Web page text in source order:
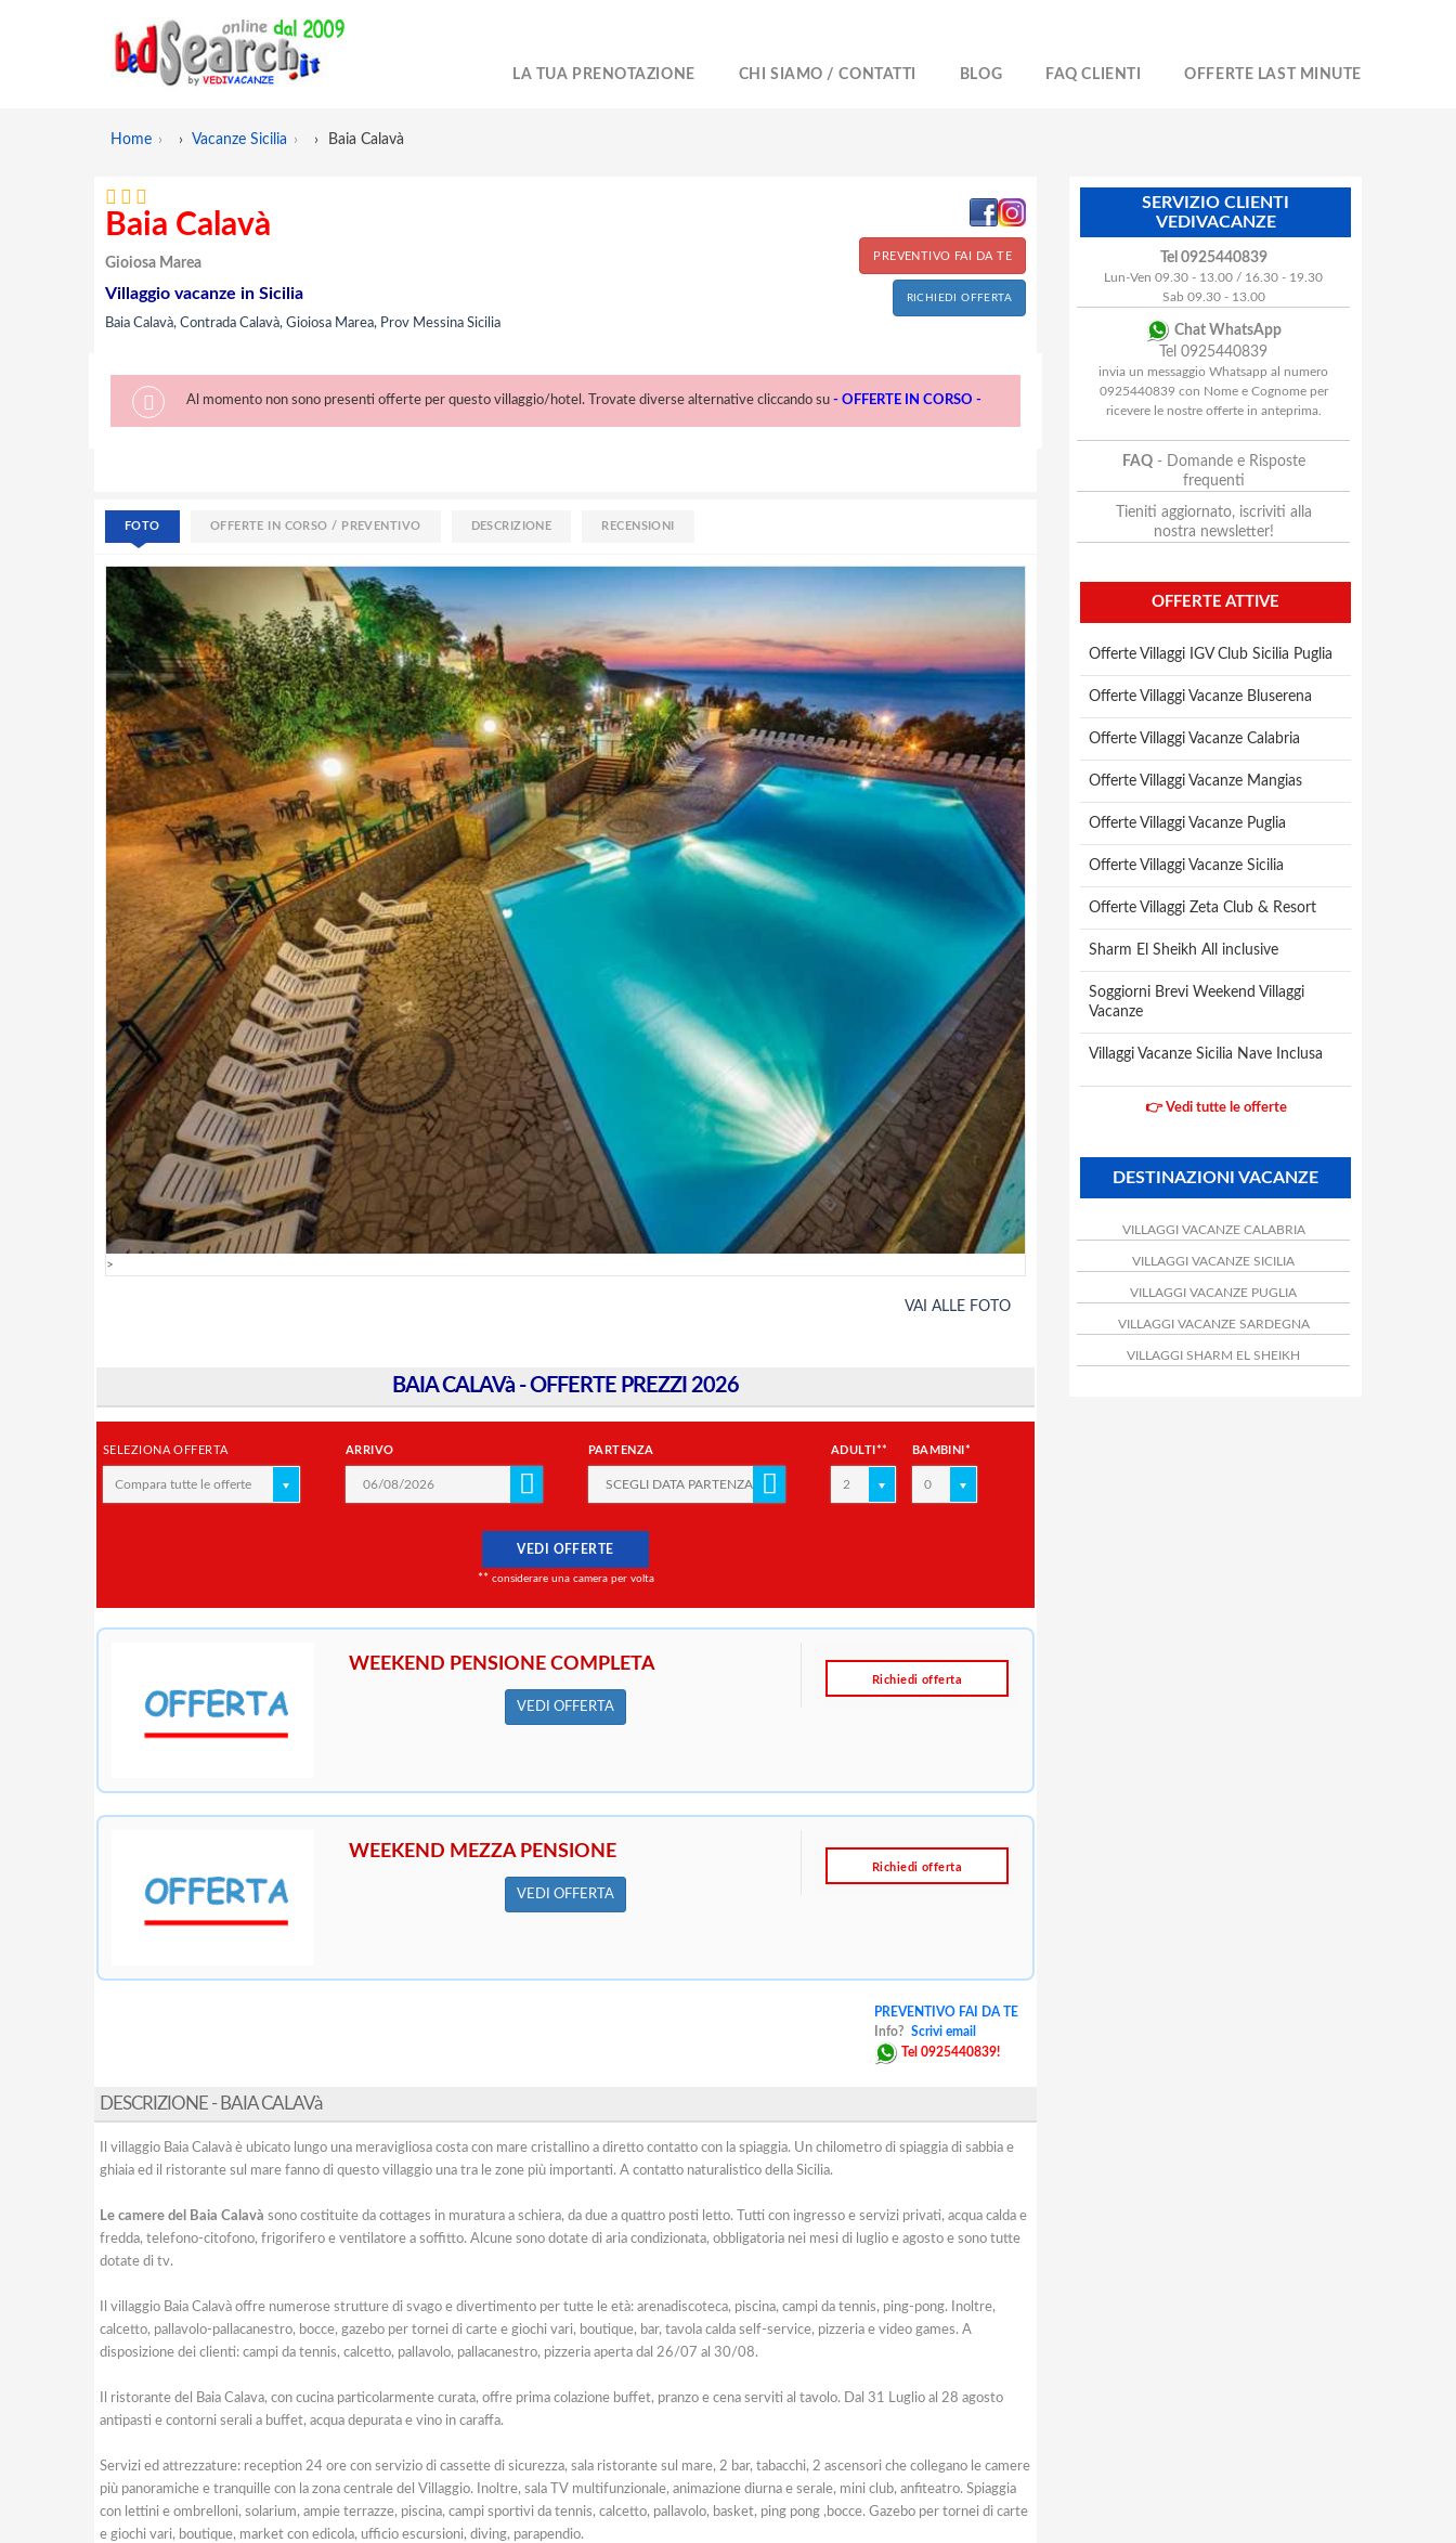
LA TUA PRENOTAZIONE CHI SIAMO / CONTATTI BLOG FAQ CLIENTI OFFERTE LAST MINUTE
Home › Vacanze Sicilia › Baia Calavà
Baia Calavà
Gioiosa Marea
Villaggio vacanze in Sicilia
Baia Calavà, Contrada Calavà, Gioiosa Marea, Prov Messina Sicilia
PREVENTIVO FAI DA TE
RICHIEDI OFFERTA
Al momento non sono presenti offerte per questo villaggio/hotel. Trovate diverse alternative cliccando su - OFFERTE IN CORSO -
FOTO OFFERTE IN CORSO / PREVENTIVO DESCRIZIONE RECENSIONI
>
VAI ALLE FOTO
BAIA CALAVà - OFFERTE PREZZI 2026
SELEZIONA OFFERTA
Compara tutte le offerte
ARRIVO PARTENZA ADULTI**
2
BAMBINI*
0
VEDI OFFERTE
** considerare una camera per volta
WEEKEND PENSIONE COMPLETA
VEDI OFFERTA
Richiedi offerta
WEEKEND MEZZA PENSIONE
VEDI OFFERTA
Richiedi offerta
PREVENTIVO FAI DA TE
Info? Scrivi email
Tel 0925440839!
DESCRIZIONE - BAIA CALAVà
Il villaggio Baia Calavà è ubicato lungo una meravigliosa costa con mare cristallino a diretto contatto con la spiaggia. Un chilometro di spiaggia di sabbia e
ghiaia ed il ristorante sul mare fanno di questo villaggio una tra le zone più importanti. A contatto naturalistico della Sicilia.
Le camere del Baia Calavà sono costituite da cottages in muratura a schiera, da due a quattro posti letto. Tutti con ingresso e servizi privati, acqua calda e
fredda, telefono-citofono, frigorifero e ventilatore a soffitto. Alcune sono dotate di aria condizionata, obbligatoria nei mesi di luglio e agosto e sono tutte
dotate di tv.
Il villaggio Baia Calavà offre numerose strutture di svago e divertimento per tutte le età: arenadiscoteca, piscina, campi da tennis, ping-pong. Inoltre,
calcetto, pallavolo-pallacanestro, bocce, gazebo per tornei di carte e giochi vari, boutique, bar, tavola calda self-service, pizzeria e video games. A
disposizione dei clienti: campi da tennis, calcetto, pallavolo, pallacanestro, pizzeria aperta dal 26/07 al 30/08.
Il ristorante del Baia Calava, con cucina particolarmente curata, offre prima colazione buffet, pranzo e cena serviti al tavolo. Dal 31 Luglio al 28 agosto
antipasti e contorni serali a buffet, acqua depurata e vino in caraffa.
Servizi ed attrezzature: reception 24 ore con servizio di cassette di sicurezza, sala ristorante sul mare, 2 bar, tabacchi, 2 ascensori che collegano le camere
più panoramiche e tranquille con la zona centrale del Villaggio. Inoltre, sala TV multifunzionale, animazione diurna e serale, mini club, anfiteatro. Spiaggia
con lettini e ombrelloni, solarium, ampie terrazze, piscina, campi sportivi da tennis, calcetto, pallavolo, basket, ping pong ,bocce. Gazebo per tornei di carte
e giochi vari, boutique, market con edicola, ufficio escursioni, diving, parapendio.
SERVIZIO CLIENTI
VEDIVACANZE
Tel 0925440839
Lun-Ven 09.30 - 13.00 / 16.30 - 19.30
Sab 09.30 - 13.00
Chat WhatsApp
Tel 0925440839
invia un messaggio Whatsapp al numero
0925440839 con Nome e Cognome per
ricevere le nostre offerte in anteprima.
FAQ- Domande e Risposte
frequenti
Tieniti aggiornato, iscriviti alla
nostra newsletter!
OFFERTE ATTIVE
Offerte Villaggi IGV Club Sicilia Puglia
Offerte Villaggi Vacanze Bluserena
Offerte Villaggi Vacanze Calabria
Offerte Villaggi Vacanze Mangias
Offerte Villaggi Vacanze Puglia
Offerte Villaggi Vacanze Sicilia
Offerte Villaggi Zeta Club & Resort
Sharm El Sheikh All inclusive
Soggiorni Brevi Weekend Villaggi
Vacanze
Villaggi Vacanze Sicilia Nave Inclusa
👉 Vedi tutte le offerte
DESTINAZIONI VACANZE
VILLAGGI VACANZE CALABRIA
VILLAGGI VACANZE SICILIA
VILLAGGI VACANZE PUGLIA
VILLAGGI VACANZE SARDEGNA
VILLAGGI SHARM EL SHEIKH